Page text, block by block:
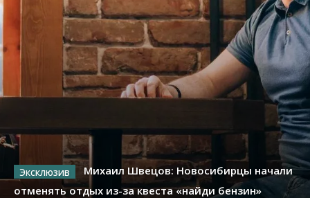
Михаил Швецов: Новосибирцы начали
отменять отдых из-за квеста «найди бензин»